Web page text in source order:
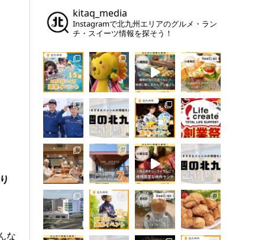
な
kitaq_media
Instagramで北九州エリアのグルメ・ラン
チ・スイーツ情報を探そう！